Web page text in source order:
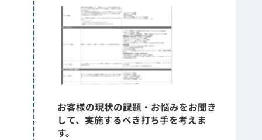
お客様の現状の課題・お悩みをお聞き
して、実施するべき打ち手を考えま
す。